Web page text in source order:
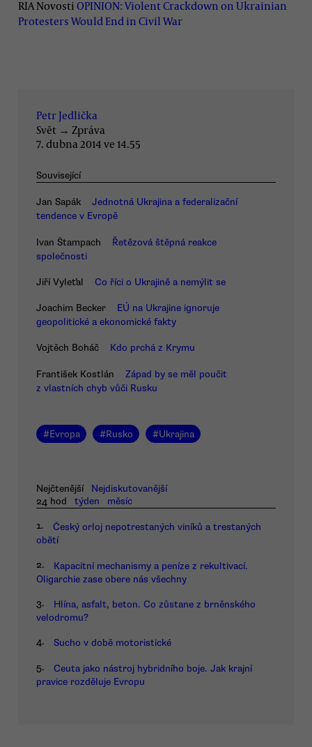
RIA Novosti OPINION: Violent Crackdown on Ukrainian
Protesters Would End in Civil War
Petr Jedlička
Svět → Zpráva
7. dubna 2014 ve 14.55
Související
Jan Sapák
Jednotná Ukrajina a federalizační
tendence v Evropě
Ivan Štampach
Řetězová štěpná reakce
společnosti
Jiří Vyleťal Co říci o Ukrajině a nemýlit se
Joachim Becker
EÚ na Ukrajine ignoruje
geopolitické a ekonomické fakty
Vojtěch Boháč Kdo prchá z Krymu
František Kostlán
Západ by se měl poučit
z vlastních chyb vůči Rusku
#Evropa #Rusko #Ukrajina
Nejčtenější
Nejdiskutovanější
24 hod
týden měsíc
1.
Český orloj nepotrestaných viníků a trestaných
obětí
2.
Kapacitní mechanismy a peníze z rekultivací.
Oligarchie zase obere nás všechny
3.
Hlína, asfalt, beton. Co zůstane z brněnského
velodromu?
4. Sucho v době motoristické
5.
Ceuta jako nástroj hybridního boje. Jak krajní
pravice rozděluje Evropu